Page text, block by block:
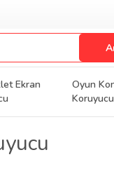
Ekran
Oyun
Koruyucu